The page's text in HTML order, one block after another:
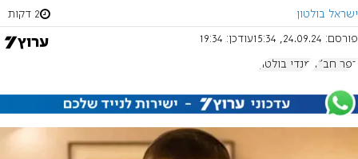
ישראל בולטון 2 דקות
פורסם: 24.09.24, 15:34 עודכן: 19:34
כפר חב"ד מנדי בולטון